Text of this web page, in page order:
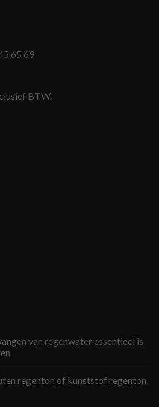
65 69
BTW.
van regenwater essentieel is
regenton of kunststof regenton